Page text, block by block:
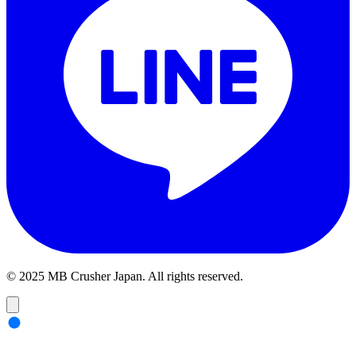
© 2025 MB Crusher Japan. All rights reserved.